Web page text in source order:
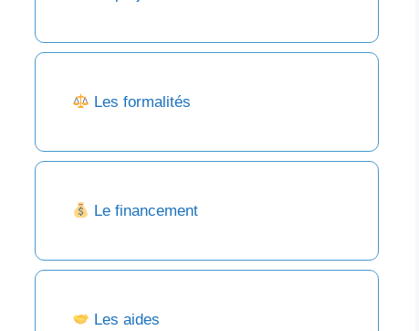
Les formalités
Le financement
Les aides